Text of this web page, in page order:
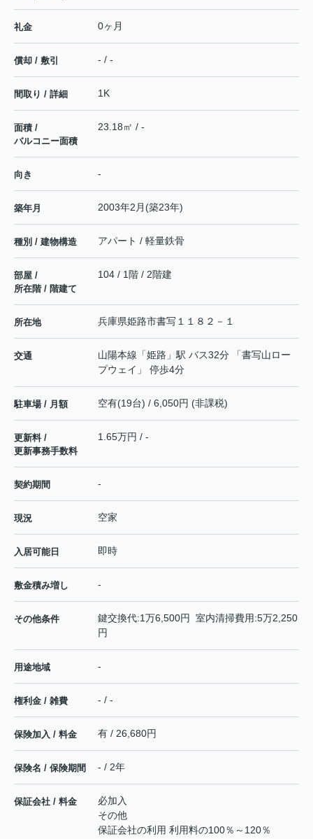
礼金 0ヶ月
償却 / 敷引 - / -
間取り / 詳細 1K
面積 /
バルコニー面積
23.18㎡ / -
向き -
築年月 2003年2月(築23年)
種別 / 建物構造 アパート / 軽量鉄骨
部屋 /
所在階 / 階建て
104 / 1階 / 2階建
所在地 兵庫県姫路市書写 １１８２－１
交通 山陽本線 「姫路 」駅 バス32分 「書写山ロー
プウェイ」 停歩4分
駐車場 / 月額 空有(19台) / 6,050円 (非課税)
更新料 /
更新事務手数料
1.65万円 / -
契約期間 -
現況 空家
入居可能日 即時
敷金積み増し -
その他条件
鍵交換代:1万6,500円 室内清掃費用:5万2,250
円
用途地域 -
権利金 / 雑費 - / -
保険加入 / 料金 有 / 26,680円
保険名 / 保険期間 - / 2年
保証会社 / 料金
必加入
その他
保証会社の利用 利用料の100％～120％